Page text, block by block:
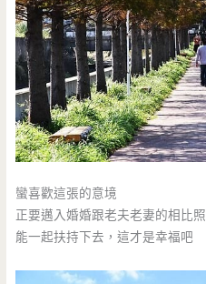
蠻喜歡這張的意境
正要邁入婚婚跟老夫老妻的相比照
能一起扶持下去，這才是幸福吧